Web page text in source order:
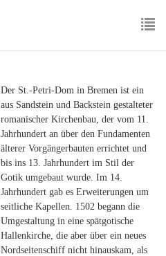
Der St.-Petri-Dom in Bremen ist ein
aus Sandstein und Backstein gestalteter
romanischer Kirchenbau, der vom 11.
Jahrhundert an über den Fundamenten
älterer Vorgängerbauten errichtet und
bis ins 13. Jahrhundert im Stil der
Gotik umgebaut wurde. Im 14.
Jahrhundert gab es Erweiterungen um
seitliche Kapellen. 1502 begann die
Umgestaltung in eine spätgotische
Hallenkirche, die aber über ein neues
Nordseitenschiff nicht hinauskam, als